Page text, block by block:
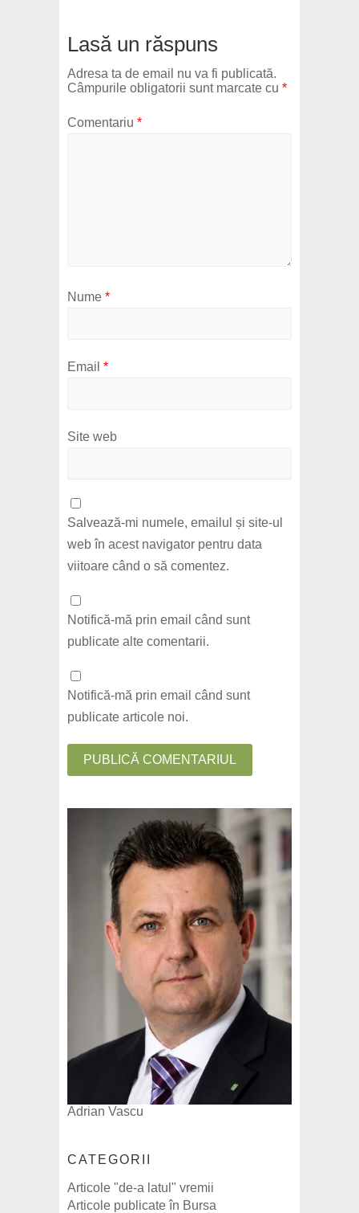
Lasă un răspuns
Adresa ta de email nu va fi publicată.
Câmpurile obligatorii sunt marcate cu *
Comentariu *
Nume *
Email *
Site web
Salvează-mi numele, emailul și site-ul
web în acest navigator pentru data
viitoare când o să comentez.
Notifică-mă prin email când sunt
publicate alte comentarii.
Notifică-mă prin email când sunt
publicate articole noi.
Adrian Vascu
CATEGORII
Articole "de-a latul" vremii
Articole publicate în Bursa